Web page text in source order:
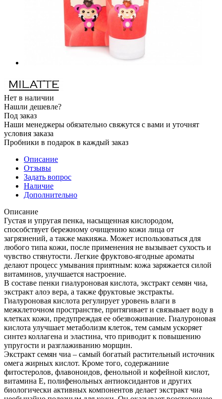
Нет в наличии
Нашли дешевле?
Под заказ
Наши менеджеры обязательно свяжутся с вами и уточнят
условия заказа
Пробники в подарок в каждый заказ
Описание
Отзывы
Задать вопрос
Наличие
Дополнительно
Описание
Густая и упругая пенка, насыщенная кислородом,
способствует бережному очищению кожи лица от
загрязнений, а также макияжа. Может использоваться для
любого типа кожи, после применения не вызывает сухость и
чувство стянутости. Легкие фруктово-ягодные ароматы
делают процесс умывания приятным: кожа заряжается силой
витаминов, улучшается настроение.
В составе пенки гиалуроновая кислота, экстракт семян чиа,
экстракт алоэ вера, а также фруктовые экстракты.
Гиалуроновая кислота регулирует уровень влаги в
межклеточном пространстве, притягивает и связывает воду в
клетках кожи, предупреждая ее обезвоживание. Гиалуроновая
кислота улучшает метаболизм клеток, тем самым ускоряет
синтез коллагена и эластина, что приводит к повышению
упругости и разглаживанию морщин.
Экстракт семян чиа – самый богатый растительный источник
омега жирных кислот. Кроме того, содержаниие
фитостеролов, флавоноидов, фенольной и кофейной кислот,
витамина Е, полифенольных антиоксидантов и других
биологически активных компонентов делает экстракт чиа